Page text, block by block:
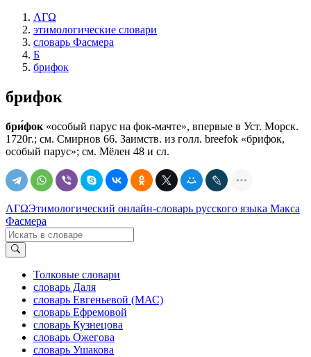
ΛΓΩ
этимологические словари
словарь Фасмера
Б
брифок
брифок
бри́фок «особый парус на фок-мачте», впервые в Уст. Морск.
1720г.; см. Смирнов 66. Заимств. из голл. breefok «брифок,
особый парус»; см. Мёлен 48 и сл.
ΛΓΩЭтимологический онлайн-словарь русского языка Макса
Фасмера
Толковые словари
словарь Даля
словарь Евгеньевой (МАС)
словарь Ефремовой
словарь Кузнецова
словарь Ожегова
словарь Ушакова